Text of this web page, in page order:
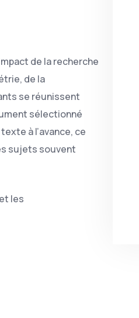
de la recherche
de la
se réunissent
sélectionné
à l’avance, ce
sujets souvent
les